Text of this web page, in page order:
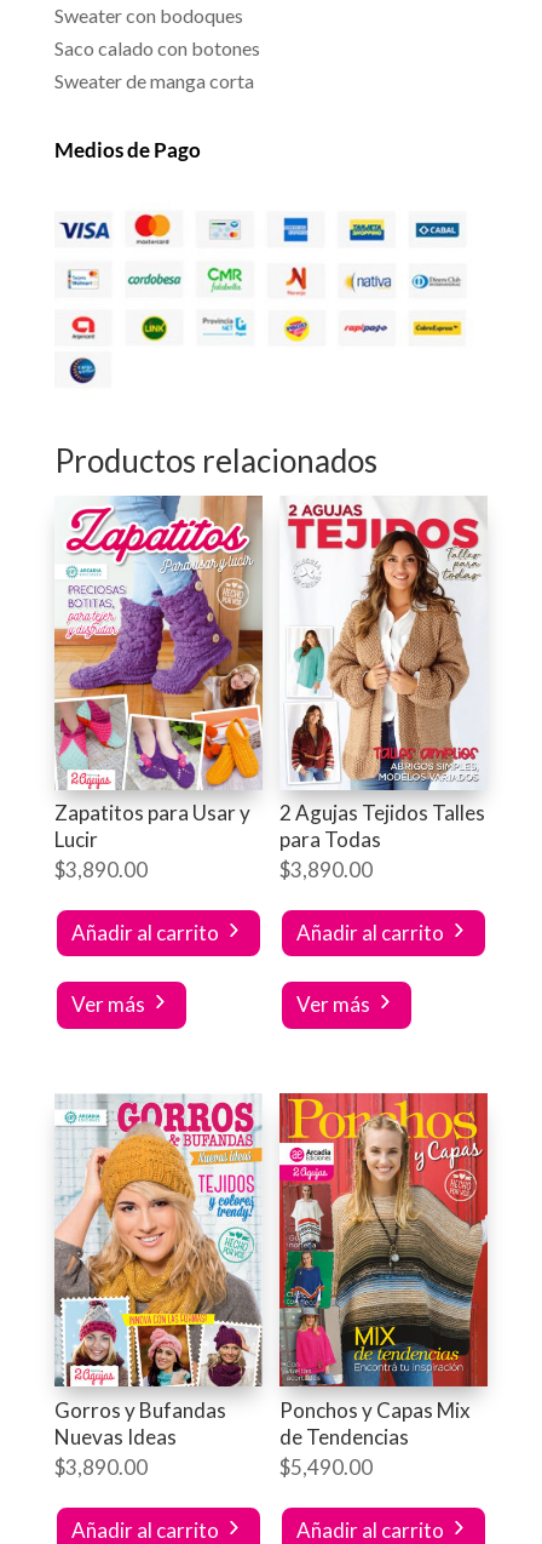
Sweater con bodoques
Saco calado con botones
Sweater de manga corta
Medios de Pago
Productos relacionados
Zapatitos para Usar y
Lucir
$3,890.00
Añadir al carrito
Ver más
2 Agujas Tejidos Talles
para Todas
$3,890.00
Añadir al carrito
Ver más
Gorros y Bufandas
Nuevas Ideas
$3,890.00
Añadir al carrito
Ponchos y Capas Mix
de Tendencias
$5,490.00
Añadir al carrito